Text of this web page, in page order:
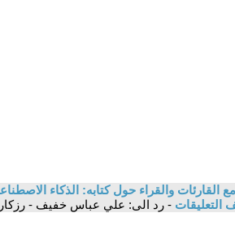
والقراء حول كتابه: الذكاء
التعليقات - رد الى: علي عباس خفيف -